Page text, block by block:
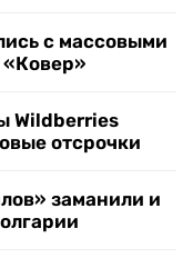
с массовыми
«Ковер»
Wildberries
отсрочки
заманили и